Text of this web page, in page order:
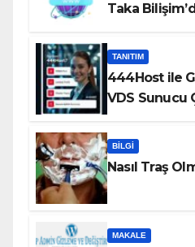
Taka
TANITIM
444Host ile
VDS Sunucu
BILGI
Nasıl Traş
MAKALE